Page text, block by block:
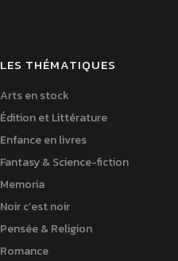
LES THÉMATIQUES
Arts en stock
Édition et Littérature
Enfance en livres
Fantasy & Science-fiction
Memoria
Noir c’est noir
Pensée & Religion
Romance